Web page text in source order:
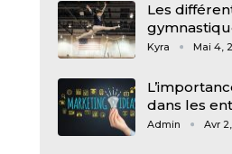
Les
Kyra Mai 4,
dans les
Admin Avr